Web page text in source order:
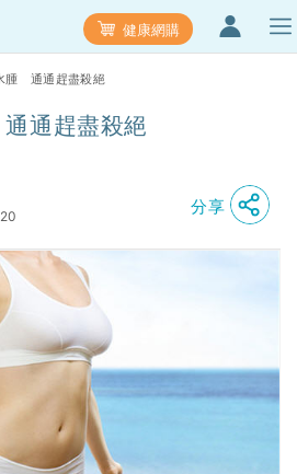
健康網購
腫 通通趕盡殺絕
通趕盡殺絕
分享